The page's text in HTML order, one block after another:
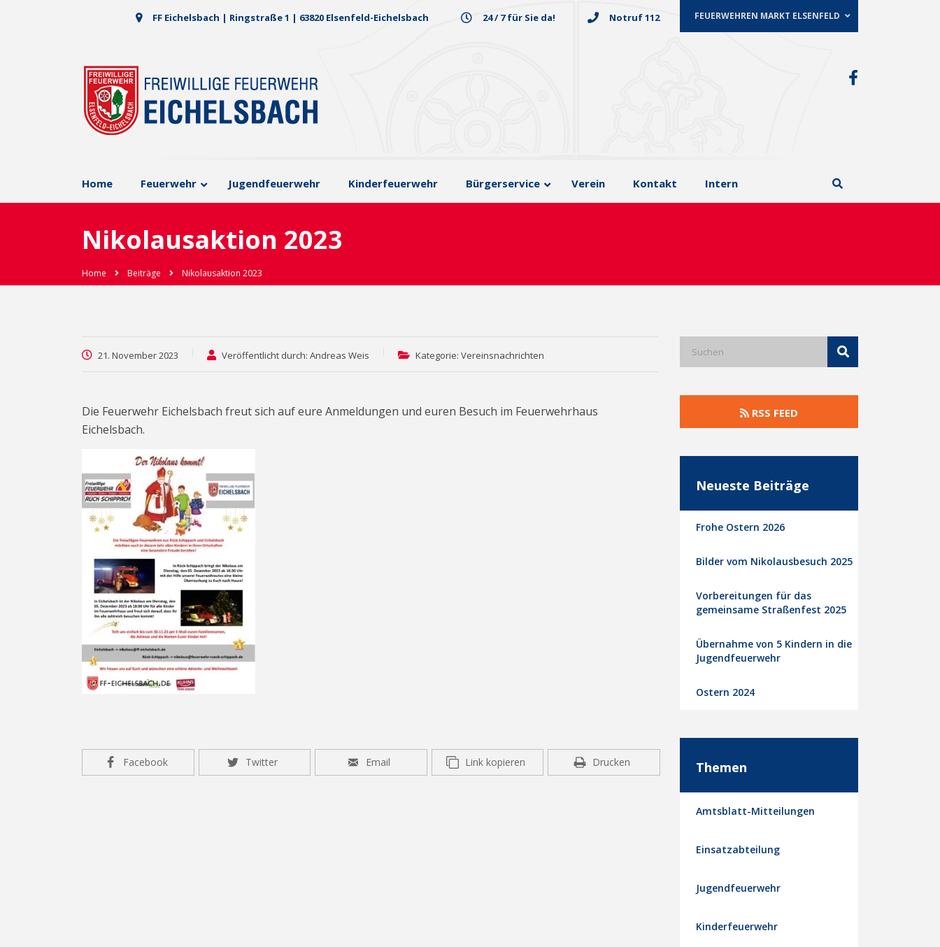
FEUERWEHREN MARKT ELSENFELD
FF Eichelsbach | Ringstraße 1 | 63820 Elsenfeld-Eichelsbach 24 / 7 für Sie da! Notruf 112
Home Feuerwehr Jugendfeuerwehr Kinderfeuerwehr Bürgerservice Verein Kontakt Intern
Nikolausaktion 2023
Home Beiträge Nikolausaktion 2023
21. November 2023 Veröffentlicht durch: Andreas Weis Kategorie: Vereinsnachrichten
Die Feuerwehr Eichelsbach freut sich auf eure Anmeldungen und euren Besuch im Feuerwehrhaus
Eichelsbach.
Facebook Twitter Email Link kopieren Drucken
RSS FEED
Neueste Beiträge
Frohe Ostern 2026
Bilder vom Nikolausbesuch 2025
Vorbereitungen für das
gemeinsame Straßenfest 2025
Übernahme von 5 Kindern in die
Jugendfeuerwehr
Ostern 2024
Themen
Amtsblatt-Mitteilungen
Einsatzabteilung
Jugendfeuerwehr
Kinderfeuerwehr